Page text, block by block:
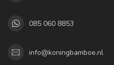
085 060 8853
info@koningbamboe.nl